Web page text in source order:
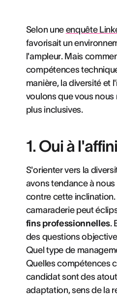
Selon une enquête
favorisait un
l'ampleur. Mais
compétences
manière, la diversité et
voulons que vous
plus inclusives.
1. Oui à
S'orienter vers la
avons tendance à
contre cette
camaraderie peut
fins professionnelles.
des questions
Quel type de
Quelles compétences
candidat sont des
adaptation, sens de la